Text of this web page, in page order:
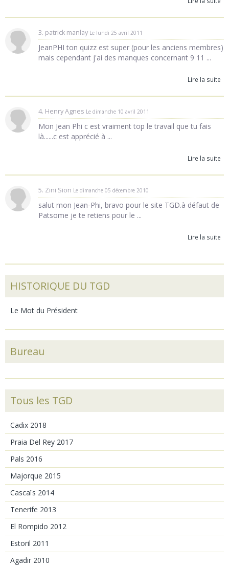
3. patrick manlay Le lundi 25 avril 2011
JeanPHI ton quizz est super (pour les anciens membres)
mais cependant j'ai des manques concernant 9 11 ...
Lire la suite
4. Henry Agnes Le dimanche 10 avril 2011
Mon Jean Phi c est vraiment top le travail que tu fais
là......c est apprécié à ...
Lire la suite
5. Zini Sion Le dimanche 05 décembre 2010
salut mon Jean-Phi, bravo pour le site TGD.à défaut de
Patsome je te retiens pour le ...
Lire la suite
HISTORIQUE DU TGD
Le Mot du Président
Bureau
Tous les TGD
Cadix 2018
Praia Del Rey 2017
Pals 2016
Majorque 2015
Cascaïs 2014
Tenerife 2013
El Rompido 2012
Estoril 2011
Agadir 2010